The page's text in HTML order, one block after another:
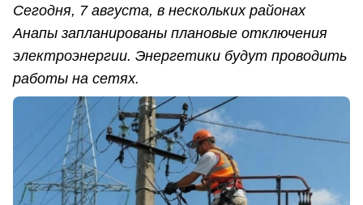
Сегодня, 7 августа, в нескольких районах
Анапы запланированы плановые отключения
электроэнергии. Энергетики будут проводить
работы на сетях.